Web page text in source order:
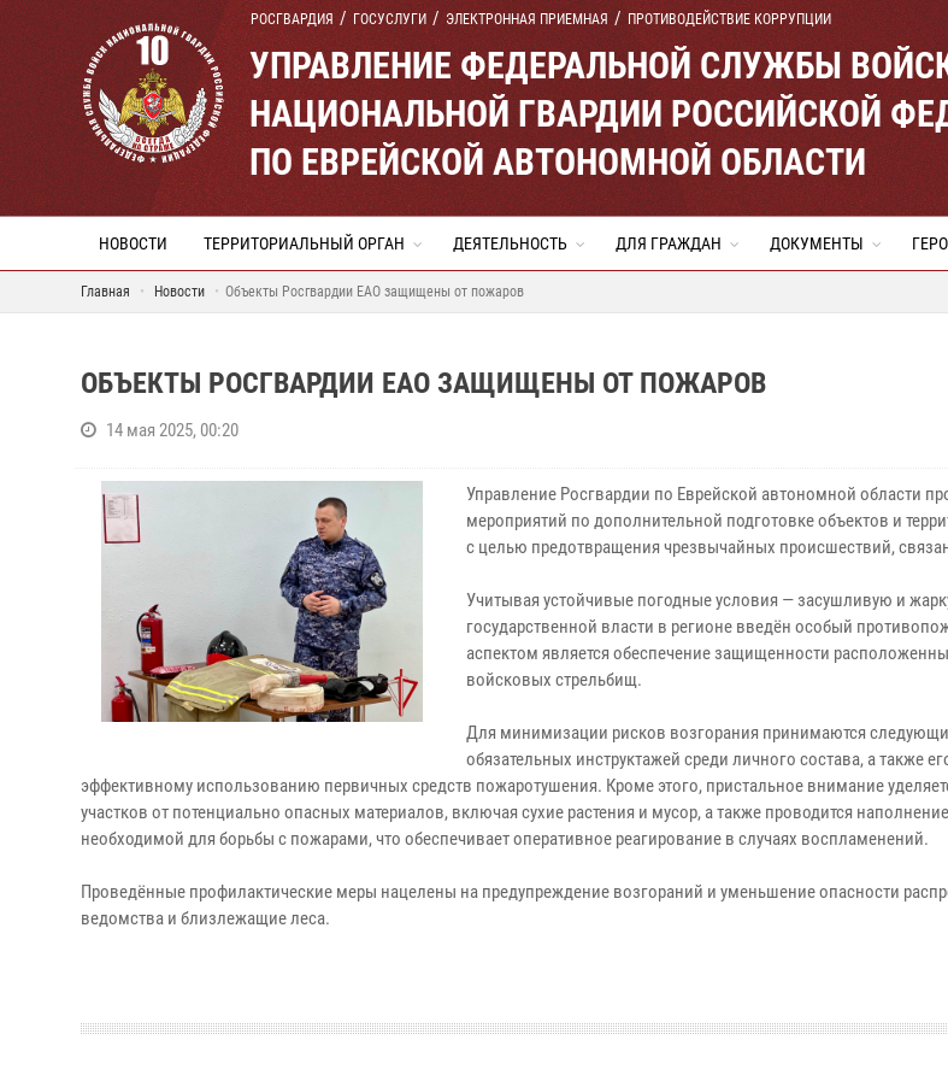
РОСГВАРДИЯ ГОСУСЛУГИ ЭЛЕКТРОННАЯ ПРИЕМНАЯ ПРОТИВОДЕЙСТВИЕ КОРРУПЦИИ
УПРАВЛЕНИЕ ФЕДЕРАЛЬНОЙ СЛУЖБЫ
НАЦИОНАЛЬНОЙ ГВАРДИИ РОССИЙСКОЙ
ПО ЕВРЕЙСКОЙ АВТОНОМНОЙ ОБЛАСТИ
НОВОСТИ ТЕРРИТОРИАЛЬНЫЙ ОРГАН ДЕЯТЕЛЬНОСТЬ ДЛЯ ГРАЖДАН ДОКУМЕНТЫ
Главная Новости Объекты Росгвардии ЕАО защищены от пожаров
ОБЪЕКТЫ РОСГВАРДИИ ЕАО ЗАЩИЩЕНЫ ОТ ПОЖАРОВ
14 мая 2025, 00:20
Управление Росгвардии по Еврейской автономной области
мероприятий по дополнительной подготовке объектов и
с целью предотвращения чрезвычайных происшествий,
Учитывая устойчивые погодные условия — засушливую и
государственной власти в регионе введён особый
аспектом является обеспечение защищенности
войсковых стрельбищ.
Для минимизации рисков возгорания принимаются
обязательных инструктажей среди личного состава, а также
эффективному использованию первичных средств пожаротушения. Кроме этого, пристальное внимание
участков от потенциально опасных материалов, включая сухие растения и мусор, а также проводится
необходимой для борьбы с пожарами, что обеспечивает оперативное реагирование в случаях воспламенений.
Проведённые профилактические меры нацелены на предупреждение возгораний и уменьшение опасности
ведомства и близлежащие леса.